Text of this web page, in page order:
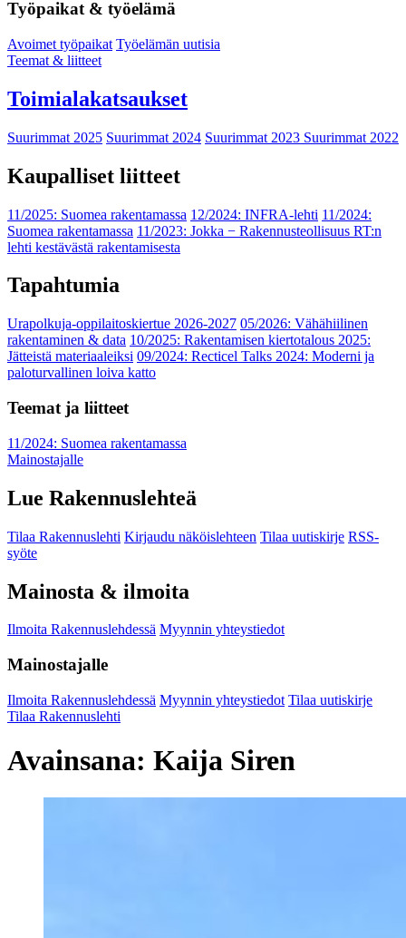
Työpaikat & työelämä
Avoimet työpaikat Työelämän uutisia
Teemat & liitteet
Toimialakatsaukset
Suurimmat 2025 Suurimmat 2024 Suurimmat 2023 Suurimmat 2022
Kaupalliset liitteet
11/2025: Suomea rakentamassa 12/2024: INFRA-lehti 11/2024:
Suomea rakentamassa 11/2023: Jokka − Rakennusteollisuus RT:n
lehti kestävästä rakentamisesta
Tapahtumia
Urapolkuja-oppilaitoskiertue 2026-2027 05/2026: Vähähiilinen
rakentaminen & data 10/2025: Rakentamisen kiertotalous 2025:
Jätteistä materiaaleiksi 09/2024: Recticel Talks 2024: Moderni ja
paloturvallinen loiva katto
Teemat ja liitteet
11/2024: Suomea rakentamassa
Mainostajalle
Lue Rakennuslehteä
Tilaa Rakennuslehti Kirjaudu näköislehteen Tilaa uutiskirje RSS-
syöte
Mainosta & ilmoita
Ilmoita Rakennuslehdessä Myynnin yhteystiedot
Mainostajalle
Ilmoita Rakennuslehdessä Myynnin yhteystiedot Tilaa uutiskirje
Tilaa Rakennuslehti
Avainsana: Kaija Siren